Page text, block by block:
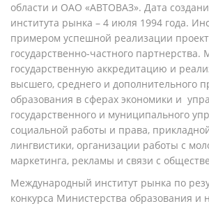
области и ОАО «АВТОВАЗ». Дата
института рынка – 4 июля 1994 года.
примером успешной реализации
государственно-частного
государственную аккредитацию и
высшего, среднего и дополнительного
образования в сферах экономики и
государственного и муниципального
социальной работы и права,
лингвистики, организации работы с
маркетинга, рекламы и связи с
Международный институт рынка по
конкурса Министерства образования и